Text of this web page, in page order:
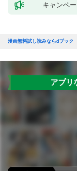
キャンペ
漫画無料試し読みならdブック
アプリ